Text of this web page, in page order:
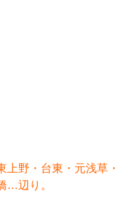
上野・台東・元浅草・
…辺り。